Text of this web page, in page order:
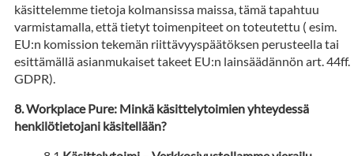
käsittelemme tietoja kolmansissa maissa, tämä tapahtuu
varmistamalla, että tietyt toimenpiteet on toteutettu ( esim.
EU:n komission tekemän riittävyyspäätöksen perusteella tai
esittämällä asianmukaiset takeet EU:n lainsäädännön art. 44ff.
GDPR).
Workplace Pure: Minkä käsittelytoimien yhteydessä
henkilötietojani käsitellään?